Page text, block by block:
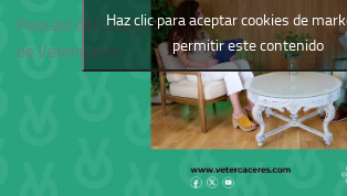
Podcast del Colegio
de Veterinarios
Haz clic para aceptar cookies de
permitir este contenido